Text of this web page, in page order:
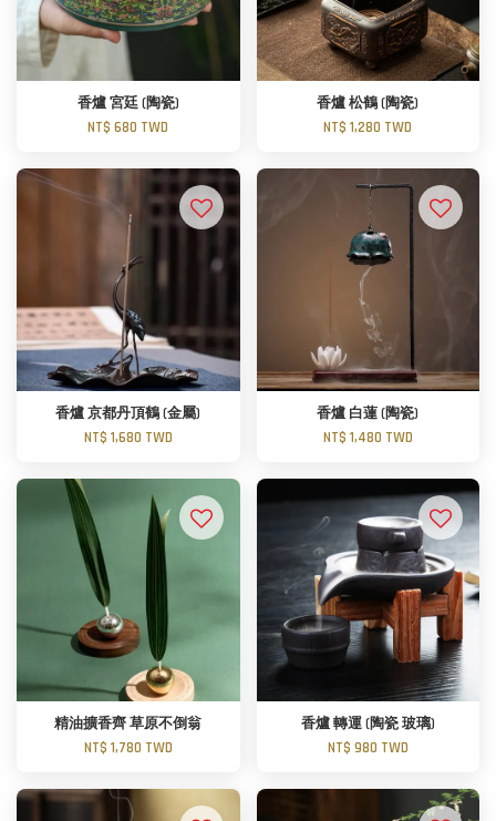
香爐 宮廷 (陶瓷)
NT$ 680 TWD
香爐 松鶴 (陶瓷)
NT$ 1,280 TWD
香爐 京都丹頂鶴 (金屬)
NT$ 1,680 TWD
香爐 白蓮 (陶瓷)
NT$ 1,480 TWD
精油擴香齊 草原不倒翁
NT$ 1,780 TWD
香爐 轉運 (陶瓷 玻璃)
NT$ 980 TWD